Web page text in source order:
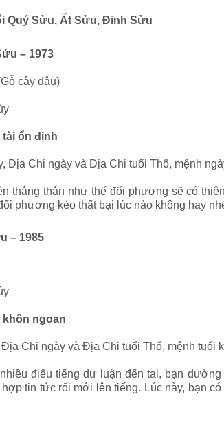
Quý Sửu, Ất Sửu, Đinh Sửu
– 1973
cây dâu)
ổn định
Địa Chi ngày và Địa Chi tuổi Thổ, mệnh
thẳng thắn như thế đối phương sẽ có
phương kẻo thất bại lúc nào không hay
– 1985
ngoan
Chi ngày và Địa Chi tuổi Thổ, mệnh tuổi
điểu tiếng dư luận đến tai, bạn
tin tức rối mới lên tiếng. Lúc này, bạn